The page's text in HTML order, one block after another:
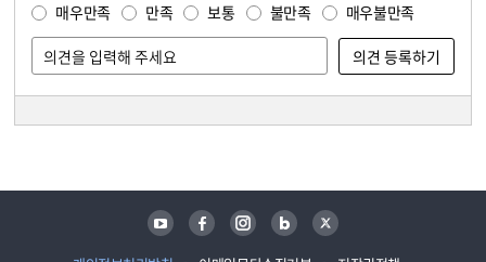
매우만족 만족 보통 불만족 매우불만족
유튜브 페이스북 인스타그램 블로그 트위터